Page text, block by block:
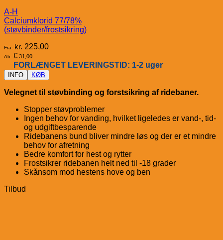
A-H
Calciumklorid 77/78%
(støvbinder/frostsikring)
Fra: kr. 225,00
Ab: € 31,00
FORLÆNGET LEVERINGSTID: 1-2 uger
INFO KØB
Velegnet til støvbinding og forstsikring af ridebaner.
Stopper støvproblemer
Ingen behov for vanding, hvilket ligeledes er vand-, tid-
og udgiftbesparende
Ridebanens bund bliver mindre løs og der er et mindre
behov for afretning
Bedre komfort for hest og rytter
Frostsikrer ridebanen helt ned til -18 grader
Skånsom mod hestens hove og ben
Tilbud